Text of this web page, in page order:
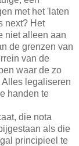
met het 'laten
next? Het
niet alleen aan
de grenzen van
van de
waar de zo
legaliseren
handen te
die nota
als die
principieel te